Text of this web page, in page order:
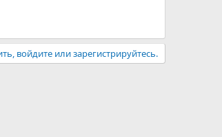
войдите или зарегистрируйтесь.